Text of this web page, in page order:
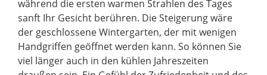
während die ersten warmen Strahlen des Tages
sanft Ihr Gesicht berühren. Die Steigerung wäre
der geschlossene Wintergarten, der mit wenigen
Handgriffen geöffnet werden kann. So können Sie
viel länger auch in den kühlen Jahreszeiten